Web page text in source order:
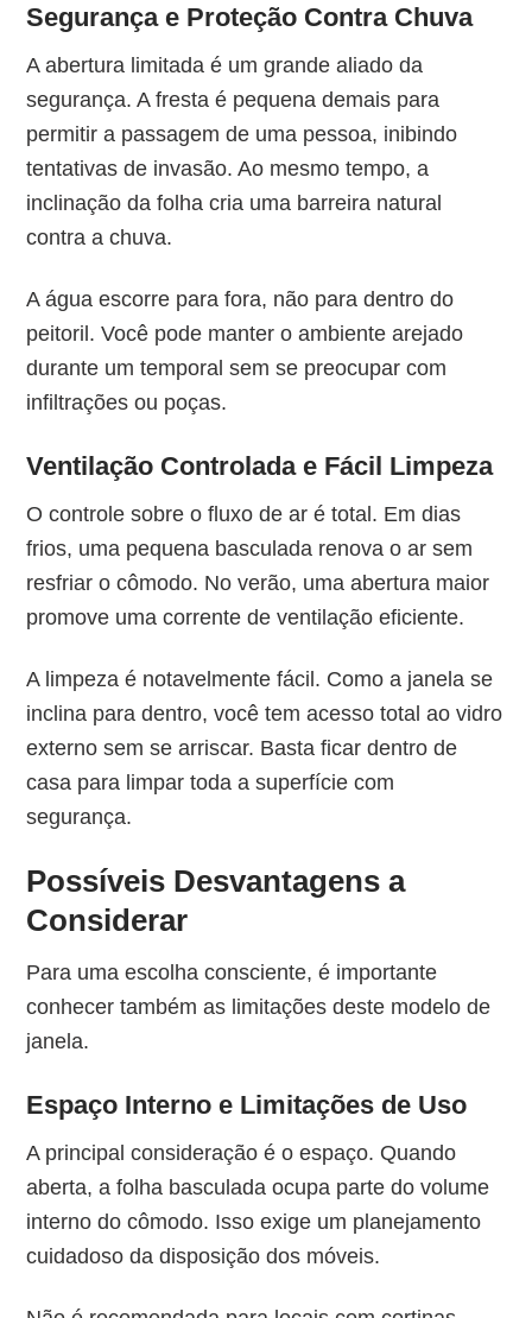
Segurança e Proteção Contra Chuva
A abertura limitada é um grande aliado da
segurança. A fresta é pequena demais para
permitir a passagem de uma pessoa, inibindo
tentativas de invasão. Ao mesmo tempo, a
inclinação da folha cria uma barreira natural
contra a chuva.
A água escorre para fora, não para dentro do
peitoril. Você pode manter o ambiente arejado
durante um temporal sem se preocupar com
infiltrações ou poças.
Ventilação Controlada e Fácil Limpeza
O controle sobre o fluxo de ar é total. Em dias
frios, uma pequena basculada renova o ar sem
resfriar o cômodo. No verão, uma abertura maior
promove uma corrente de ventilação eficiente.
A limpeza é notavelmente fácil. Como a janela se
inclina para dentro, você tem acesso total ao vidro
externo sem se arriscar. Basta ficar dentro de
casa para limpar toda a superfície com
segurança.
Possíveis Desvantagens a
Considerar
Para uma escolha consciente, é importante
conhecer também as limitações deste modelo de
janela.
Espaço Interno e Limitações de Uso
A principal consideração é o espaço. Quando
aberta, a folha basculada ocupa parte do volume
interno do cômodo. Isso exige um planejamento
cuidadoso da disposição dos móveis.